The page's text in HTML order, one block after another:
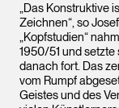
„Das Konstruktive
Zeichnen“, so
„Kopfstudien“
1950/51 und
danach fort. Das
vom Rumpf
Geistes und des